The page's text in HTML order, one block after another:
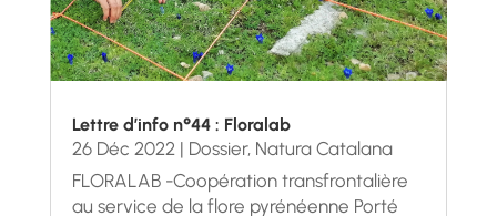
Lettre d’info n°44 : Floralab
26 Déc 2022 | Dossier, Natura Catalana
FLORALAB -Coopération transfrontalière
au service de la flore pyrénéenne Porté